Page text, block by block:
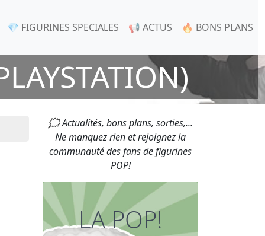
💎 FIGURINES SPECIALES 📢 ACTUS 🔥 BONS PLANS
🗯 Actualités, bons plans, sorties,...
Ne manquez rien et rejoignez la
communauté des fans de figurines
POP!
LA POP!